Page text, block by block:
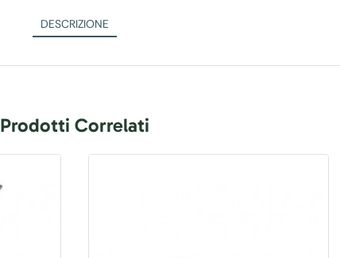
DESCRIZIONE
Prodotti Correlati